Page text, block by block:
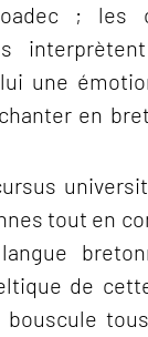
; les
une
en
tout en
de
bouscule